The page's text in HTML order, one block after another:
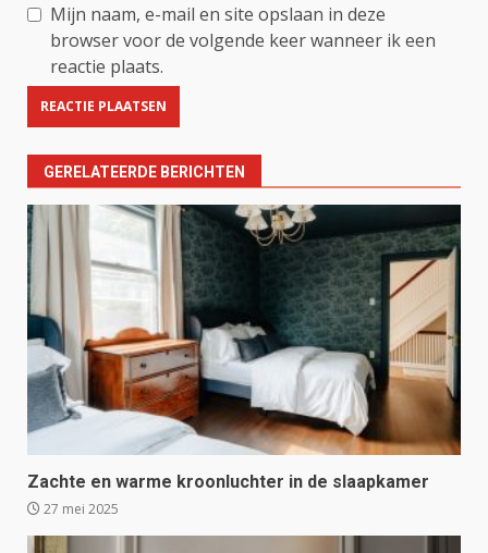
Mijn naam, e-mail en site opslaan in deze
browser voor de volgende keer wanneer ik een
reactie plaats.
GERELATEERDE BERICHTEN
Zachte en warme kroonluchter in de slaapkamer
27 mei 2025